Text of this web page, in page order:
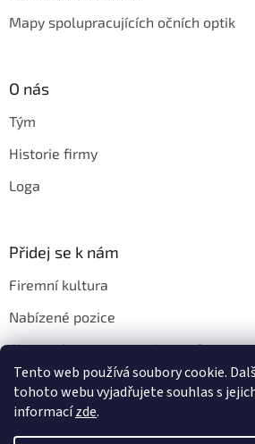
Tento web používá soubory cookie.
tohoto webu vyjadřujete souhlas s
informacízde.
Mapy spolupracujících očních optik
O nás
Tým
Historie firmy
Loga
Přidej se k nám
Firemní kultura
Nabízené pozice
Chci u vás pracovat. Jak na to?